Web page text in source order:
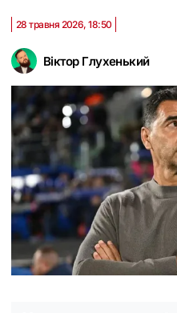
Віктор Глухенький
28 травня 2026, 18:50